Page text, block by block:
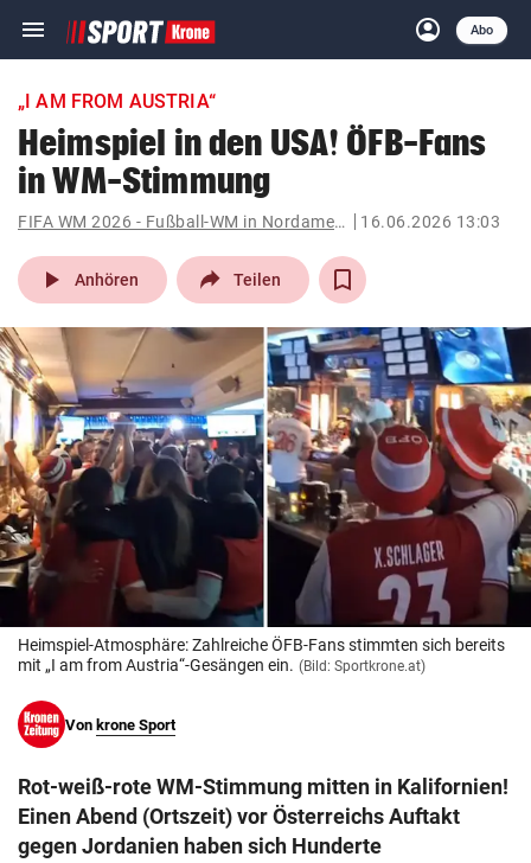
menu Navigation
ein-/ausklappen
account_circle
Anmelden
Abo
close Schließen
account_circle Anmelden
pin_drop
Wien arrow_right
bookmark
search
Suchbegriff
eingeben
© Krone Multimedia GmbH & Co KG 2026
Muthgasse 2, 1190 Wien
„I AM FROM AUSTRIA“
Heimspiel in den USA! ÖFB-Fans
in WM-Stimmung
FIFA WM 2026 - Fußball-WM in Nordamerika 16.06.2026 13:03
play_arrow Anhören Teilen
Heimspiel-Atmosphäre: Zahlreiche ÖFB-Fans stimmten sich bereits
mit „I am from Austria“-Gesängen ein. (Bild: Sportkrone.at)
Von krone Sport
Rot-weiß-rote WM-Stimmung mitten in Kalifornien!
Einen Abend (Ortszeit) vor Österreichs Auftakt
gegen Jordanien haben sich Hunderte